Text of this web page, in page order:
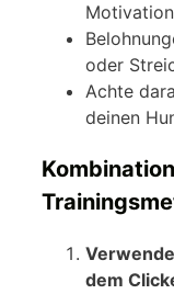
oder
Achte
deinen
dem